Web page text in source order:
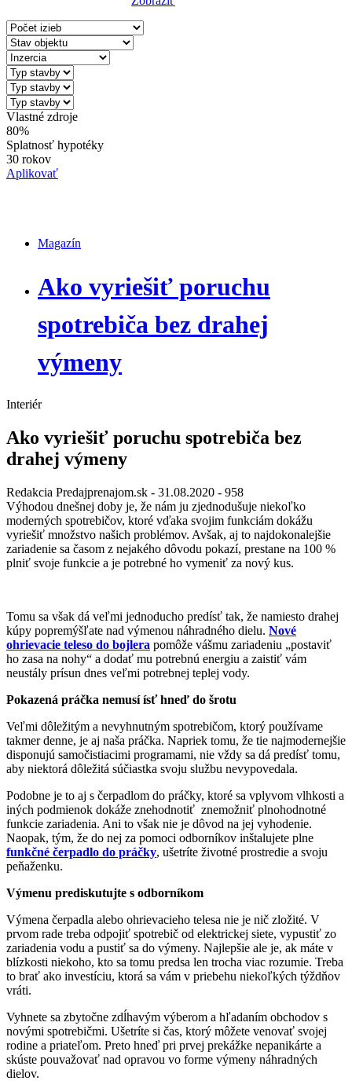
Vlastné zdroje
80%
Splatnosť hypotéky
30 rokov
Aplikovať
Magazín
Ako vyriešiť poruchu
spotrebiča bez drahej
výmeny
Interiér
Ako vyriešiť poruchu spotrebiča bez
drahej výmeny
Redakcia Predajprenajom.sk - 31.08.2020 - 958
Výhodou dnešnej doby je, že nám ju zjednodušuje niekoľko
moderných spotrebičov, ktoré vďaka svojim funkciám dokážu
vyriešiť množstvo našich problémov. Avšak, aj to najdokonalejšie
zariadenie sa časom z nejakého dôvodu pokazí, prestane na 100 %
plniť svoje funkcie a je potrebné ho vymeniť za nový kus.
Tomu sa však dá veľmi jednoducho predísť tak, že namiesto drahej
kúpy popremýšľate nad výmenou náhradného dielu. Nové
ohrievacie teleso do bojlera pomôže vášmu zariadeniu „postaviť
ho zasa na nohy“ a dodať mu potrebnú energiu a zaistiť vám
neustály prísun dnes veľmi potrebnej teplej vody.
Pokazená práčka nemusí ísť hneď do šrotu
Veľmi dôležitým a nevyhnutným spotrebičom, ktorý používame
takmer denne, je aj naša práčka. Napriek tomu, že tie najmodernejšie
disponujú samočistiacimi programami, nie vždy sa dá predísť tomu,
aby niektorá dôležitá súčiastka svoju službu nevypovedala.
Podobne je to aj s čerpadlom do práčky, ktoré sa vplyvom vlhkosti a
iných podmienok dokáže znehodnotiť znemožniť plnohodnotné
funkcie zariadenia. Ani to však nie je dôvod na jej vyhodenie.
Naopak, tým, že do nej za pomoci odborníkov inštalujete plne
funkčné čerpadlo do práčky, ušetríte životné prostredie a svoju
peňaženku.
Výmenu prediskutujte s odborníkom
Výmena čerpadla alebo ohrievacieho telesa nie je nič zložité. V
prvom rade treba odpojiť spotrebič od elektrickej siete, vypustiť zo
zariadenia vodu a pustiť sa do výmeny. Najlepšie ale je, ak máte v
blízkosti niekoho, kto sa tomu predsa len trocha viac rozumie. Treba
to brať ako investíciu, ktorá sa vám v priebehu niekoľkých týždňov
vráti.
Vyhnete sa zbytočne zdĺhavým výberom a hľadaním obchodov s
novými spotrebičmi. Ušetríte si čas, ktorý môžete venovať svojej
rodine a priateľom. Preto hneď pri prvej prekážke nepanikárte a
skúste pouvažovať nad opravou vo forme výmeny náhradných
dielov.